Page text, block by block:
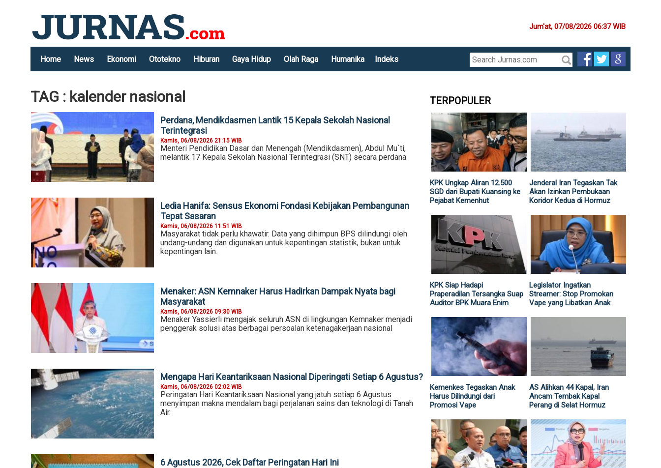
Jum'at, 07/08/2026 06:37 WIB
Home News Ekonomi Ototekno Hiburan Gaya Hidup Olah Raga Humanika Indeks
TAG : kalender nasional
Perdana, Mendikdasmen Lantik 15 Kepala Sekolah Nasional
Terintegrasi
Kamis, 06/08/2026 21:15 WIB
Menteri Pendidikan Dasar dan Menengah (Mendikdasmen), Abdul Mu`ti,
melantik 17 Kepala Sekolah Nasional Terintegrasi (SNT) secara perdana
Ledia Hanifa: Sensus Ekonomi Fondasi Kebijakan Pembangunan
Tepat Sasaran
Kamis, 06/08/2026 11:51 WIB
Masyarakat tidak perlu khawatir. Data yang dihimpun BPS dilindungi oleh
undang-undang dan digunakan untuk kepentingan statistik, bukan untuk
kepentingan lain.
Menaker: ASN Kemnaker Harus Hadirkan Dampak Nyata bagi
Masyarakat
Kamis, 06/08/2026 09:30 WIB
Menaker Yassierli mengajak seluruh ASN di lingkungan Kemnaker menjadi
penggerak solusi atas berbagai persoalan ketenagakerjaan nasional
Mengapa Hari Keantariksaan Nasional Diperingati Setiap 6 Agustus?
Kamis, 06/08/2026 02:02 WIB
Peringatan Hari Keantariksaan Nasional yang jatuh setiap 6 Agustus
menyimpan makna mendalam bagi perjalanan sains dan teknologi di Tanah
Air.
6 Agustus 2026, Cek Daftar Peringatan Hari Ini
TERPOPULER
KPK Ungkap Aliran 12.500
SGD dari Bupati Kuansing ke
Pejabat Kemenhut
Jenderal Iran Tegaskan Tak
Akan Izinkan Pembukaan
Koridor Kedua di Hormuz
KPK Siap Hadapi
Praperadilan Tersangka Suap
Auditor BPK Muara Enim
Legislator Ingatkan
Streamer: Stop Promokan
Vape yang Libatkan Anak
Kemenkes Tegaskan Anak
Harus Dilindungi dari
Promosi Vape
AS Alihkan 44 Kapal, Iran
Ancam Tembak Kapal
Perang di Selat Hormuz